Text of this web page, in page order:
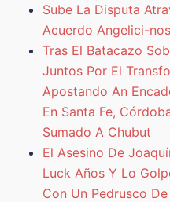
Sube La Disputa
Acuerdo Angelici-
Tras El Batacazo
Juntos Por El
Apostando An
En Santa Fe,
Sumado A Chubut
El Asesino De
Luck Años Y Lo
Con Un Pedrusco